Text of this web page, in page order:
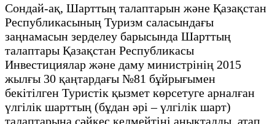
Сондай-ақ, Шарттың талаптарын және Қазақстан
Республикасының Туризм саласындағы
заңнамасын зерделеу барысында Шарттың
талаптары Қазақстан Республикасы
Инвестициялар және даму министрінің 2015
жылғы 30 қаңтардағы №81 бұйрығымен
бекітілген Туристік қызмет көрсетуге арналған
үлгілік шарттың (бұдан әрі – үлгілік шарт)
талаптарына сәйкес келмейтіні анықталды, атап